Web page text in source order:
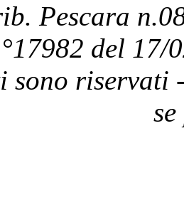
Pescara
del 17/
riservati